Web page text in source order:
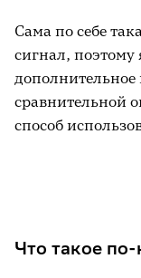
Сама по себе
сигнал, поэтому
дополнительное
сравнительной
способ
Что такое